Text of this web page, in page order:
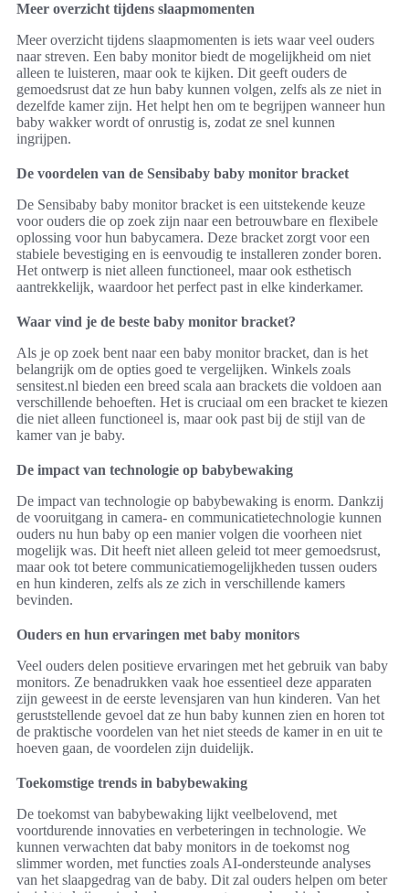
Meer overzicht tijdens slaapmomenten
Meer overzicht tijdens slaapmomenten is iets waar veel ouders
naar streven. Een baby monitor biedt de mogelijkheid om niet
alleen te luisteren, maar ook te kijken. Dit geeft ouders de
gemoedsrust dat ze hun baby kunnen volgen, zelfs als ze niet in
dezelfde kamer zijn. Het helpt hen om te begrijpen wanneer hun
baby wakker wordt of onrustig is, zodat ze snel kunnen
ingrijpen.
De voordelen van de Sensibaby baby monitor bracket
De Sensibaby baby monitor bracket is een uitstekende keuze
voor ouders die op zoek zijn naar een betrouwbare en flexibele
oplossing voor hun babycamera. Deze bracket zorgt voor een
stabiele bevestiging en is eenvoudig te installeren zonder boren.
Het ontwerp is niet alleen functioneel, maar ook esthetisch
aantrekkelijk, waardoor het perfect past in elke kinderkamer.
Waar vind je de beste baby monitor bracket?
Als je op zoek bent naar een baby monitor bracket, dan is het
belangrijk om de opties goed te vergelijken. Winkels zoals
sensitest.nl bieden een breed scala aan brackets die voldoen aan
verschillende behoeften. Het is cruciaal om een bracket te kiezen
die niet alleen functioneel is, maar ook past bij de stijl van de
kamer van je baby.
De impact van technologie op babybewaking
De impact van technologie op babybewaking is enorm. Dankzij
de vooruitgang in camera- en communicatietechnologie kunnen
ouders nu hun baby op een manier volgen die voorheen niet
mogelijk was. Dit heeft niet alleen geleid tot meer gemoedsrust,
maar ook tot betere communicatiemogelijkheden tussen ouders
en hun kinderen, zelfs als ze zich in verschillende kamers
bevinden.
Ouders en hun ervaringen met baby monitors
Veel ouders delen positieve ervaringen met het gebruik van baby
monitors. Ze benadrukken vaak hoe essentieel deze apparaten
zijn geweest in de eerste levensjaren van hun kinderen. Van het
geruststellende gevoel dat ze hun baby kunnen zien en horen tot
de praktische voordelen van het niet steeds de kamer in en uit te
hoeven gaan, de voordelen zijn duidelijk.
Toekomstige trends in babybewaking
De toekomst van babybewaking lijkt veelbelovend, met
voortdurende innovaties en verbeteringen in technologie. We
kunnen verwachten dat baby monitors in de toekomst nog
slimmer worden, met functies zoals AI-ondersteunde analyses
van het slaapgedrag van de baby. Dit zal ouders helpen om beter